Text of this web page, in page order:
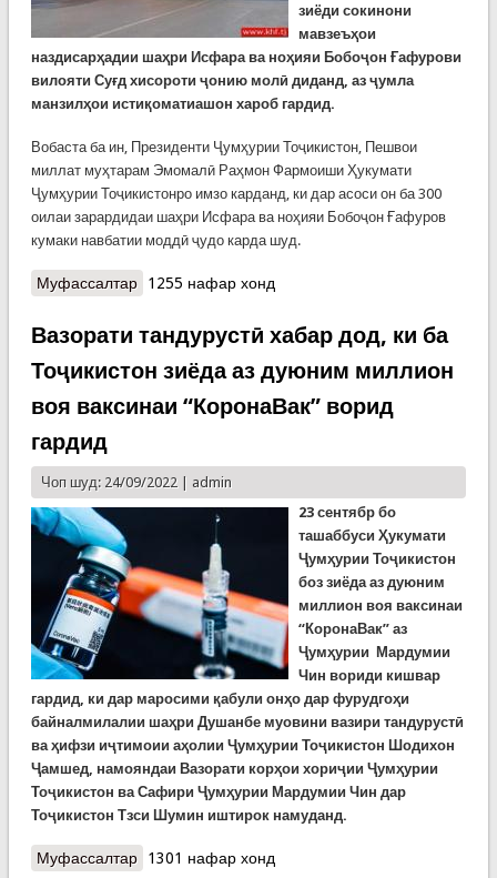
зиёди сокинони
мавзеъҳои
наздисарҳадии шаҳри Исфара ва ноҳияи Бобоҷон Ғафурови
вилояти Суғд хисороти ҷонию молӣ диданд, аз ҷумла
манзилҳои истиқоматиашон хароб гардид.
Вобаста ба ин, Президенти Ҷумҳурии Тоҷикистон, Пешвои
миллат муҳтарам Эмомалӣ Раҳмон Фармоиши Ҳукумати
Ҷумҳурии Тоҷикистонро имзо карданд, ки дар асоси он ба 300
оилаи зарардидаи шаҳри Исфара ва ноҳияи Бобоҷон Ғафуров
кумаки навбатии моддӣ ҷудо карда шуд.
Муфассалтаро Кумаки навбатии Ҳукумати Ҷумҳурии
зарардидаи шаҳри Исфара ва ноҳияи Бобоҷон
Ғафурови вилояти Суғд
1255 нафар хонд
Вазорати тандурустӣ хабар дод, ки ба
Тоҷикистон зиёда аз дуюним миллион
воя ваксинаи “КоронаВак” ворид
гардид
Чоп шуд: 24/09/2022 | admin
23 сентябр бо
ташаббуси Ҳукумати
Ҷумҳурии Тоҷикистон
боз зиёда аз дуюним
миллион воя ваксинаи
“КоронаВак” аз
Ҷумҳурии Мардумии
Чин вориди кишвар
гардид, ки дар маросими қабули онҳо дар фурудгоҳи
байналмилалии шаҳри Душанбе муовини вазири тандурустӣ
ва ҳифзи иҷтимоии аҳолии Ҷумҳурии Тоҷикистон Шодихон
Ҷамшед, намояндаи Вазорати корҳои хориҷии Ҷумҳурии
Тоҷикистон ва Сафири Ҷумҳурии Мардумии Чин дар
Тоҷикистон Тзси Шумин иштирок намуданд.
Муфассалтаро Вазорати тандурустӣ хабар дод, ки ба
1301 нафар хонд